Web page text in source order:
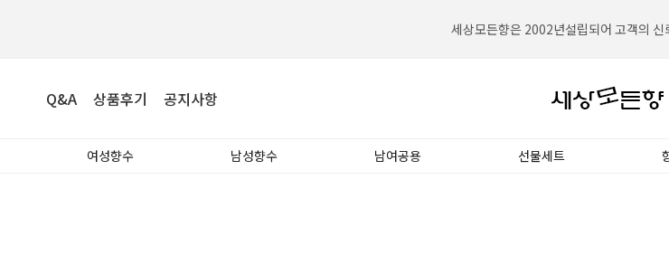
세상모든향은 2002년설립되어 고객의 신
세상모든향은 대한민국 NO.1향수전
Q&A 상품후기 공지사항
여성향수 남성향수 남여공용 선물세트